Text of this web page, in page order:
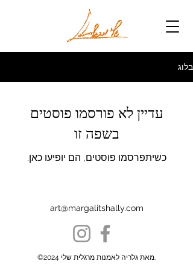
בלוג
עדיין לא פורסמו פוסטים
בשפה זו
כשיתפרסמו פוסטים, הם יופיעו כאן.
art@margalitshally.com
©2024 מאת גלריה לאמנות מרגלית שלי.